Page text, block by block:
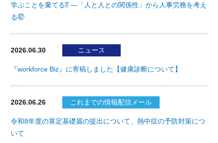
学ぶことを棄てる⁉ ―「人と人との関係性」から人事労務を考え
る㊼
2026.06.30 ニュース
『workforce Biz』に寄稿しました【健康診断について】
2026.06.26 これまでの情報配信メール
令和8年度の算定基礎届の提出について、熱中症の予防対策につ
いて